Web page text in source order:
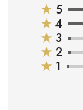
★ 5
★ 4
★ 3
★ 2
★ 1